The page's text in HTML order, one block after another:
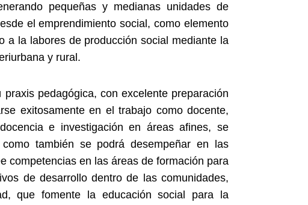
pequeñas y medianas unidades de
el emprendimiento social, como elemento
a la labores de producción social mediante la
y rural.
pedagógica, con excelente preparación
exitosamente en el trabajo como docente,
e investigación en áreas afines, se
también se podrá desempeñar en las
competencias en las áreas de formación para
de desarrollo dentro de las comunidades,
que fomente la educación social para la